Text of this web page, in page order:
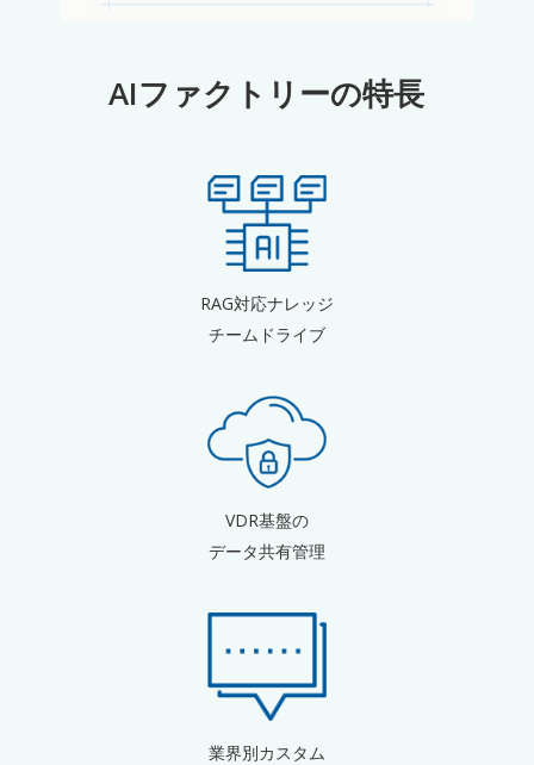
AIファクトリーの特長
RAG対応ナレッジ
チームドライブ
VDR基盤の
データ共有管理
業界別カスタム